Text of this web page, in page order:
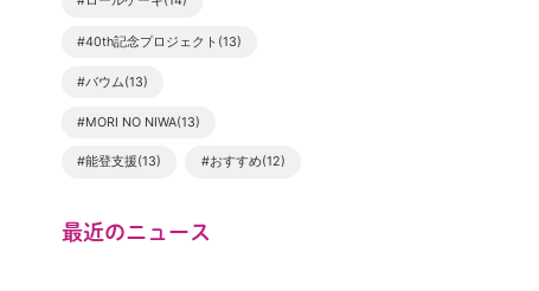
#40th記念プロジェクト(13)
#バウム(13)
#MORI NO NIWA(13)
#能登支援(13) #おすすめ(12)
最近のニュース